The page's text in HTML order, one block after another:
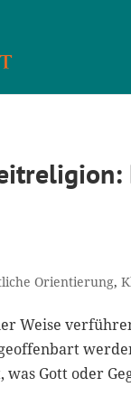
Orientierung,
Weise
Gott oder